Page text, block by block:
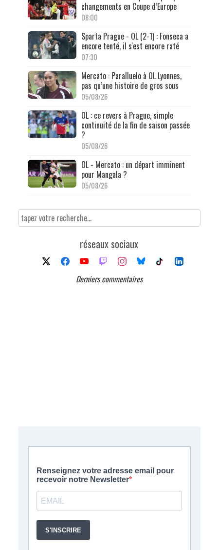
changements en Coupe d’Europe
08:00
Sparta Prague - OL (2-1) : Fonseca a
encore tenté, il s'est encore raté
07:30
Mercato : Paralluelo à OL Lyonnes,
pas qu’une histoire de gros sous
05/08/26
OL : ce revers à Prague, simple
continuité de la fin de saison passée
?
05/08/26
OL - Mercato : un départ imminent
pour Mangala ?
05/08/26
réseaux sociaux
Derniers commentaires